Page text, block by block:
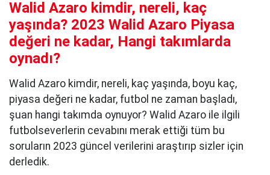
Walid Azaro kimdir, nereli, kaç
yaşında? 2023 Walid Azaro Piyasa
değeri ne kadar, Hangi takımlarda
oynadı?
Walid Azaro kimdir, nereli, kaç yaşında, boyu kaç,
piyasa değeri ne kadar, futbol ne zaman başladı,
şuan hangi takımda oynuyor? Walid Azaro ile ilgili
futbolseverlerin cevabını merak ettiği tüm bu
soruların 2023 güncel verilerini araştırıp sizler için
derledik.